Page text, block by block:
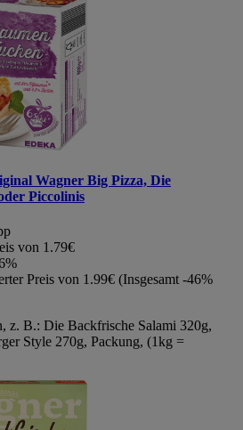
Wagner Big Pizza, Die
Piccolinis
von 1.79€
Preis von 1.99€ (Insgesamt -46%
z. B.: Die Backfrische Salami 320g,
Style 270g, Packung, (1kg =